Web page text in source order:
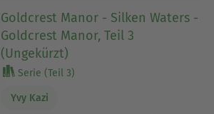
Goldcrest Manor - Silken Waters -
Goldcrest Manor, Teil 3
(Ungekürzt)
Serie (Teil 3)
Yvy Kazi